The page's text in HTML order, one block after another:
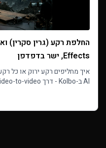
Effects, ישר בדפדפן